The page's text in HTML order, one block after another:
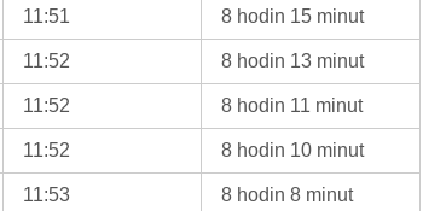
11:51 8 hodin 15 minut
11:52 8 hodin 13 minut
11:52 8 hodin 11 minut
11:52 8 hodin 10 minut
11:53 8 hodin 8 minut